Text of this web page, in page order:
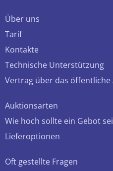
Über uns
Tarif
Kontakte
Technische Unterstützung
Vertrag über das öffentliche
Auktionsarten
Wie hoch sollte ein Gebot
Lieferoptionen
Oft gestellte Fragen